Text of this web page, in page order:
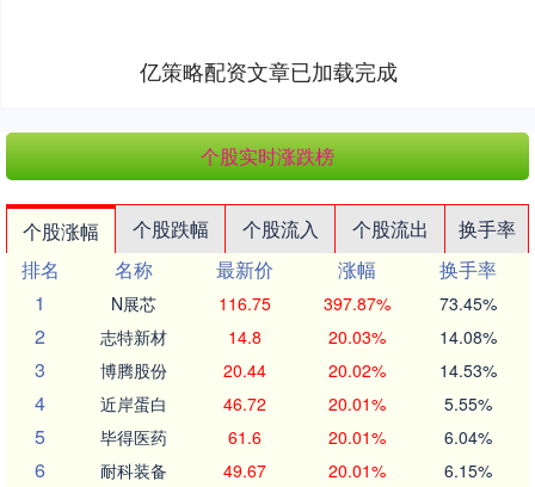
亿策略配资文章已加载完成
个股实时涨跌榜
个股涨幅 个股跌幅 个股流入 个股流出
换手率
排名
名称 最新价 涨幅
换手率
1
N展芯 116.75 397.87% 73.45%
2 志特新材 14.8 20.03% 14.08%
3 博腾股份 20.44 20.02% 14.53%
4 近岸蛋白 46.72 20.01% 5.55%
5 毕得医药 61.6 20.01% 6.04%
6 耐科装备 49.67 20.01% 6.15%